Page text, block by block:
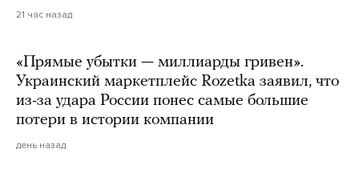
21 час назад
«Прямые убытки — миллиарды гривен».
Украинский маркетплейс Rozetka заявил, что
из-за удара России понес самые большие
потери в истории компании
день назад